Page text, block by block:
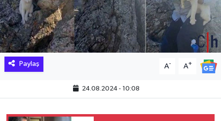
Paylaş A- A+
24.08.2024 - 10:08
KADIN
KÜLTÜR SANAT
MAGAZİN